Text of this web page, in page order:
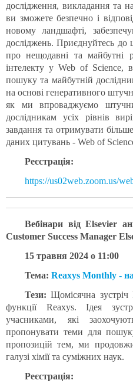
дослідження, викладання та
ви зможете безпечно і
новому ландшафті,
досліджень. Приєднуйтесь до
про нещодавні та майбутні
інтелекту у Web of Science,
пошуку та майбутній
на основі генеративного
як ми впроваджуємо
дослідникам усіх рівнів
завдання та отримувати
даних цитувань - Web of
Реєстрація:
https://us02web.zoom.us/
Вебінари відElsevier
Customer Success Manager
15 травня 2024 о 11:00
Тема: Reaxys Monthly -
Тези: Щомісячна
функції Reaxys. Ідея
учасниками, які
пропонувати теми для
пропозицій тем, ми
галузі хімії та суміжних наук.
Реєстрація: